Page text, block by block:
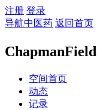
注册 登录
导航中医药 返回首页
空间首页
动态
记录